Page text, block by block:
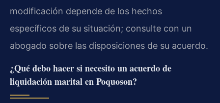
modificación depende de los hechos
específicos de su situación; consulte con un
abogado sobre las disposiciones de su acuerdo.
¿Qué debo hacer si necesito un acuerdo de
liquidación marital en Poquoson?